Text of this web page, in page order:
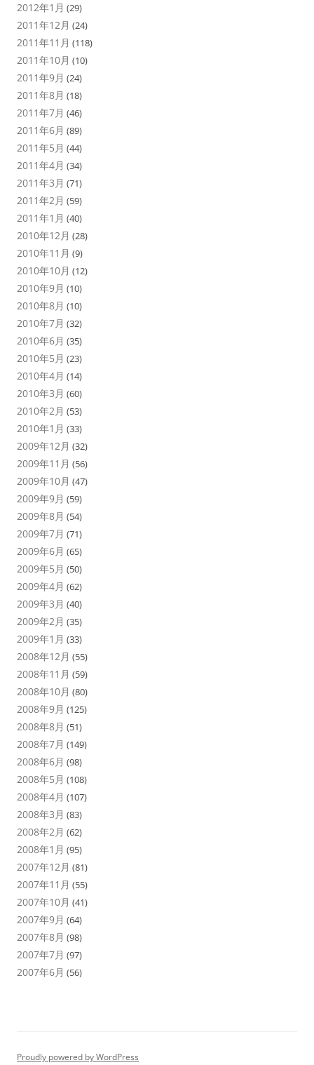
2012年1月 (29)
2011年12月 (24)
2011年11月 (118)
2011年10月 (10)
2011年9月 (24)
2011年8月 (18)
2011年7月 (46)
2011年6月 (89)
2011年5月 (44)
2011年4月 (34)
2011年3月 (71)
2011年2月 (59)
2011年1月 (40)
2010年12月 (28)
2010年11月 (9)
2010年10月 (12)
2010年9月 (10)
2010年8月 (10)
2010年7月 (32)
2010年6月 (35)
2010年5月 (23)
2010年4月 (14)
2010年3月 (60)
2010年2月 (53)
2010年1月 (33)
2009年12月 (32)
2009年11月 (56)
2009年10月 (47)
2009年9月 (59)
2009年8月 (54)
2009年7月 (71)
2009年6月 (65)
2009年5月 (50)
2009年4月 (62)
2009年3月 (40)
2009年2月 (35)
2009年1月 (33)
2008年12月 (55)
2008年11月 (59)
2008年10月 (80)
2008年9月 (125)
2008年8月 (51)
2008年7月 (149)
2008年6月 (98)
2008年5月 (108)
2008年4月 (107)
2008年3月 (83)
2008年2月 (62)
2008年1月 (95)
2007年12月 (81)
2007年11月 (55)
2007年10月 (41)
2007年9月 (64)
2007年8月 (98)
2007年7月 (97)
2007年6月 (56)
Proudly powered by WordPress